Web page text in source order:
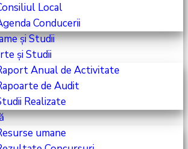
Local
Conducerii
și Studii
și Studii
Anual de Activitate
de Audit
Realizate
umane